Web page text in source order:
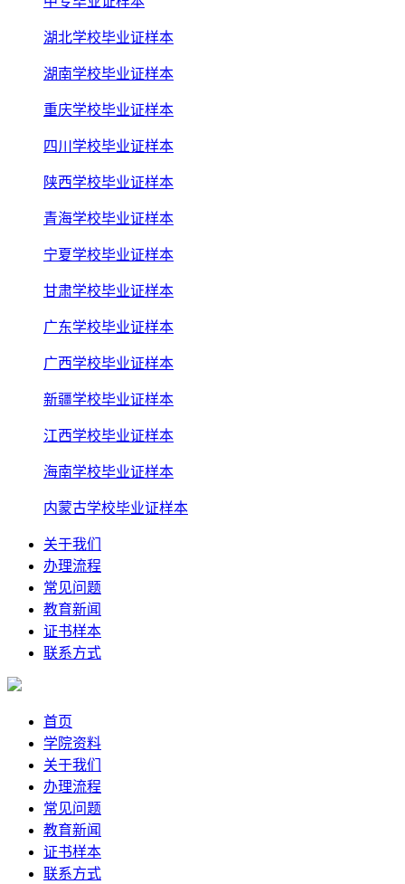
湖北学校毕业证样本
湖南学校毕业证样本
重庆学校毕业证样本
四川学校毕业证样本
陕西学校毕业证样本
青海学校毕业证样本
宁夏学校毕业证样本
甘肃学校毕业证样本
广东学校毕业证样本
广西学校毕业证样本
新疆学校毕业证样本
江西学校毕业证样本
海南学校毕业证样本
内蒙古学校毕业证样本
关于我们
办理流程
常见问题
教育新闻
证书样本
联系方式
首页
学院资料
关于我们
办理流程
常见问题
教育新闻
证书样本
联系方式